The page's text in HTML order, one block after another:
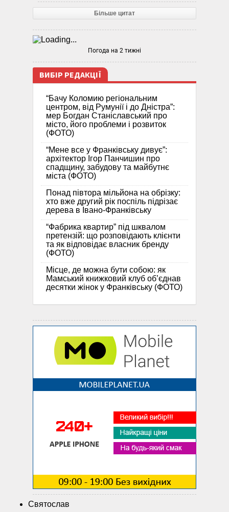
Більше цитат
Погода на 2 тижні
ВИБІР РЕДАКЦІЇ
“Бачу Коломию регіональним
центром, від Румунії і до Дністра”:
мер Богдан Станіславський про
місто, його проблеми і розвиток
(ФОТО)
“Мене все у Франківську дивує”:
архітектор Ігор Панчишин про
спадщину, забудову та майбутнє
міста (ФОТО)
Понад півтора мільйона на обрізку:
хто вже другий рік поспіль підрізає
дерева в Івано-Франківську
“Фабрика квартир” під шквалом
претензій: що розповідають клієнти
та як відповідає власник бренду
(ФОТО)
Місце, де можна бути собою: як
Мамський книжковий клуб об’єднав
десятки жінок у Франківську (ФОТО)
Святослав